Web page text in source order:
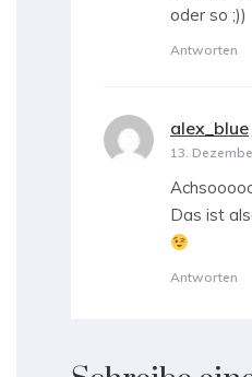
oder so ;))
Antworten
alex_blue
13.
Das ist
Antworten